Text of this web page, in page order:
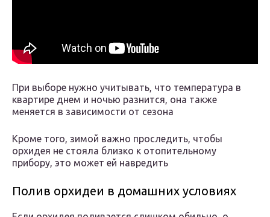
При выборе нужно учитывать, что температура в
квартире днем и ночью разнится, она также
меняется в зависимости от сезона
Кроме того, зимой важно проследить, чтобы
орхидея не стояла близко к отопительному
прибору, это может ей навредить
Полив орхидеи в домашних условиях